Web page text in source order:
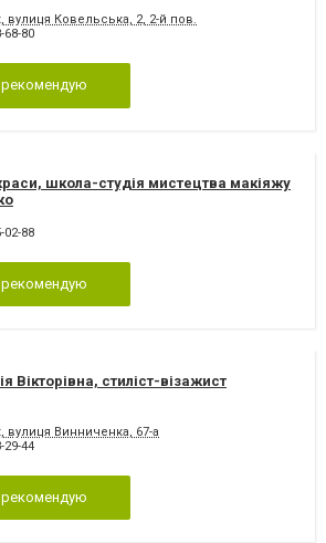
вулиця Ковельська, 2, 2-й пов.
68-80
школа-студія мистецтва макіяжу
02-88
Вікторівна, стиліст-візажист
вулиця Винниченка, 67-а
29-44